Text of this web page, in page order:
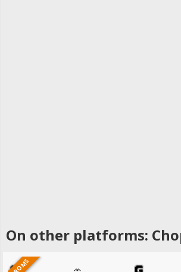
On other platforms: